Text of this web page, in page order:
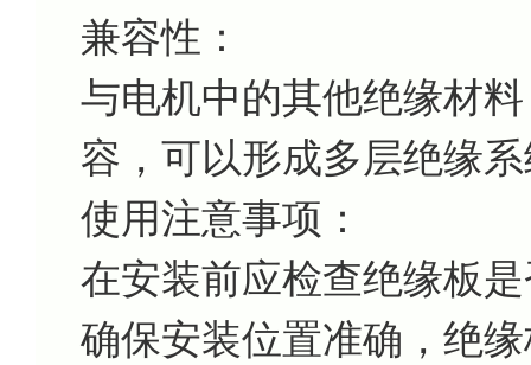
兼容性：
与电机中的其他绝缘材
容，可以形成多层绝缘
使用注意事项：
在安装前应检查绝缘板
确保安装位置准确，绝